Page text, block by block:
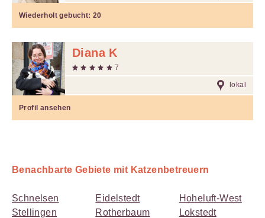
Wiederholt gebucht:20
Diana K
7
lokal
Profil ansehen
Benachbarte Gebiete mit Katzenbetreuern
Schnelsen
Stellingen
Eidelstedt
Rotherbaum
Hoheluft-West
Lokstedt